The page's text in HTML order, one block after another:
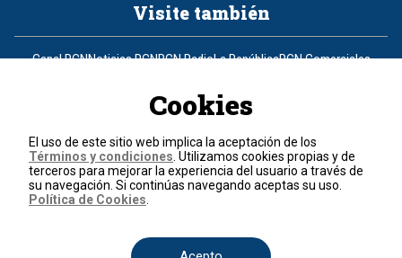
Visite también
Canal RCNNoticias RCNRCN RadioLa RepúblicaRCN Comerciales
Un producto de RCN Televisión
Contáctenos
Teléfono+57 (601) 426 92 92
Términos y condiciones
Cookies
El uso de este sitio web implica la aceptación de los
Términos y condiciones . Utilizamos cookies propias y de
terceros para mejorar la experiencia del usuario a través de
su navegación. Si continúas navegando aceptas su uso.
Política de Cookies